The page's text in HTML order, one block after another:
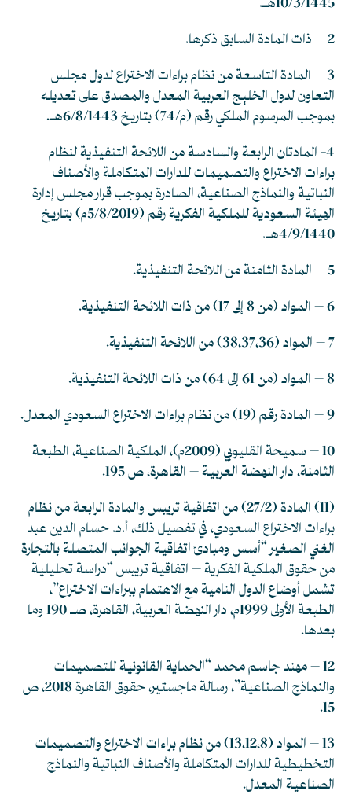
10/3/1445هـ.
2 – ذات المادة السابق ذكرها.
3 – المادة التاسعة من نظام براءات الاختراع لدول مجلس
التعاون لدول الخليج العربية المعدل والمصدق على تعديله
بموجب المرسوم الملكي رقم (م/74) بتاريخ 6/8/1443هـ.
4- المادتان الرابعة والسادسة من اللائحة التنفيذية لنظام
براءات الاختراع والتصميمات للدارات المتكاملة والأصناف
النباتية والنماذج الصناعية، الصادرة بموجب قرار مجلس إدارة
الهيئة السعودية للملكية الفكرية رقم (5/8/2019م) بتاريخ
4/9/1440هـ.
5 – المادة الثامنة من اللائحة التنفيذية.
6 – المواد (من 8 إلى 17) من ذات اللائحة التنفيذية.
7 – المواد (38،37،36) من اللائحة التنفيذية.
8 – المواد (من 61 إلى 64) من ذات اللائحة التنفيذية.
9 – المادة رقم (19) من نظام براءات الاختراع السعودي المعدل.
10 – سميحة القليوبي (2009م)، الملكية الصناعية، الطبعة
الثامنة، دار النهضة العربية – القاهرة، ص 195.
(11) المادة (27/2) من اتفاقية تريبس والمادة الرابعة من نظام
براءات الاختراع السعودي، في تفصيل ذلك، أ.د. حسام الدين عبد
الغني الصغير “أسس ومبادئ اتفاقية الجوانب المتصلة بالتجارة
من حقوق الملكية الفكرية – اتفاقية تريبس “دراسة تحليلية
تشمل أوضاع الدول النامية مع الاهتمام ببراءات الاختراع”،
الطبعة الأولى 1999م، دار النهضة العربية، القاهرة، صـ 190 وما
بعدها.
12 – مهند جاسم محمد “الحماية القانونية للتصميمات
والنماذج الصناعية”، رسالة ماجستير، حقوق القاهرة 2018، ص
15.
13 – المواد (13،12،8) من نظام براءات الاختراع والتصميمات
التخطيطية للدارات المتكاملة والأصناف النباتية والنماذج
الصناعية المعدل.